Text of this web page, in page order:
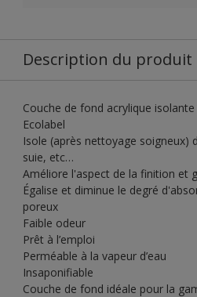
Description du produit
Couche de fond acrylique
Ecolabel
Isole (après nettoyage soigneux)
suie, etc…
Améliore l'aspect de la finition et
Égalise et diminue le degré
poreux
Faible odeur
Prêt à l’emploi
Perméable à la vapeur d’eau
Insaponifiable
Couche de fond idéale pour la